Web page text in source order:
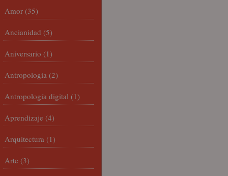
Amor (35)
Ancianidad (5)
Aniversario (1)
Antropología (2)
Antropología digital (1)
Aprendizaje (4)
Arquitectura (1)
Arte (3)